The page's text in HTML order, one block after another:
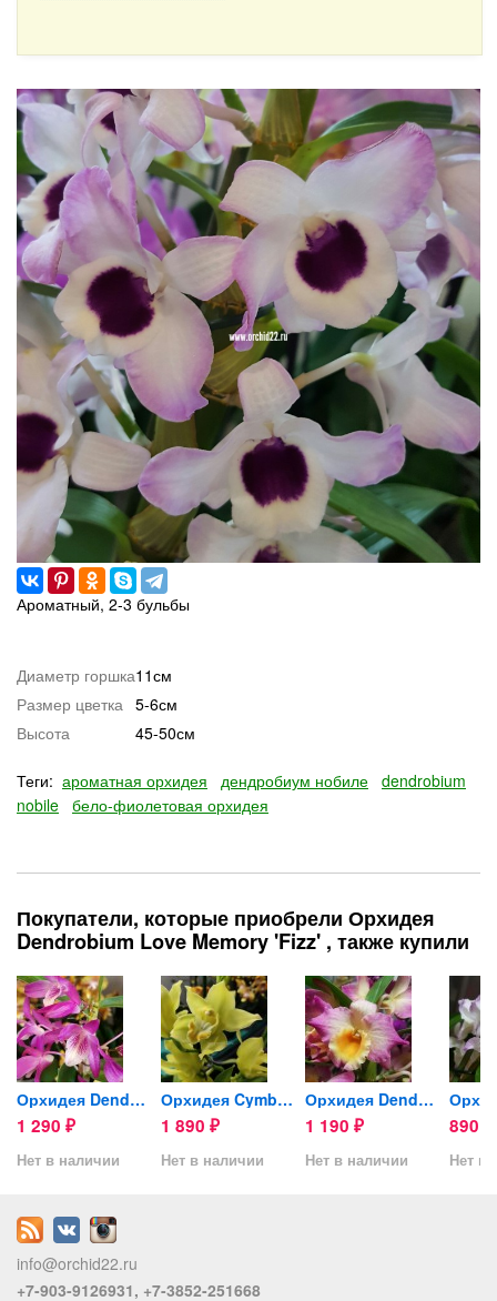
Ароматный, 2-3 бульбы
Диаметр горшка11см
Размер цветка 5-6см
Высота
45-50см
Теги: ароматная орхидея дендробиум нобиле dendrobium
nobile бело-фиолетовая орхидея
Покупатели, которые приобрели Орхидея
Dendrobium Love Memory 'Fizz' , также купили
Орхидея Dendrobium Stardust...
1 290 ₽
Нет в наличии
Орхидея Cymbidium (отцвел)
1 890 ₽
Нет в наличии
Орхидея Dendrobium nobile
1 190 ₽
Нет в наличии
890
Нет в
info@orchid22.ru
+7-903-9126931, +7-3852-251668